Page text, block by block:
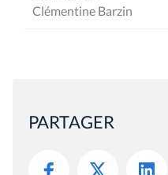
Clémentine Barzin
PARTAGER